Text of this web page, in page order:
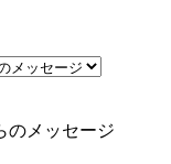
のメッセージ